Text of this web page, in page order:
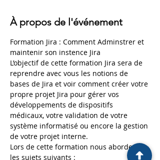
À propos de l'événement
Formation Jira : Comment Adminstrer et
maintenir son instence Jira
L’objectif de cette formation Jira sera de
reprendre avec vous les notions de
bases de Jira et voir comment créer votre
propre projet Jira pour gérer vos
développements de dispositifs
médicaux, votre validation de votre
système informatisé ou encore la gestion
de votre projet interne.
Lors de cette formation nous aborderons
les sujets suivants :